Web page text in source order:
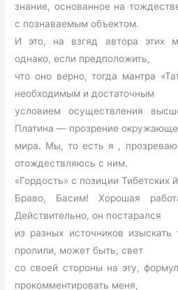
знание, основанное на
с познаваемым объектом.
И это, на взгяд автора этих
однако, если предположить,
что оно верно, тогда мантра
необходимым и достаточным
условием осуществления
Платина — прозрение
мира. Мы, то есть я ,
отождествляюсь с ним.
«Гордость» с позиции Тибетских
Браво, Басим! Хорошая
Действительно, он постарался
из разных источников
пролили, может быть, свет
со своей стороны на эту,
прокомментировать меня,